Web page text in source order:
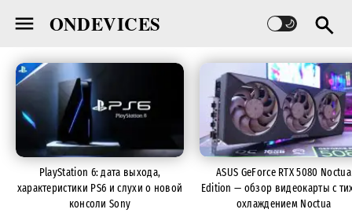
ONDEVICES
PlayStation 6: дата выхода,
характеристики PS6 и слухи о новой
консоли Sony
ASUS GeForce RTX 5080 Noctua
Edition — обзор видеокарты с
охлаждением Noctua